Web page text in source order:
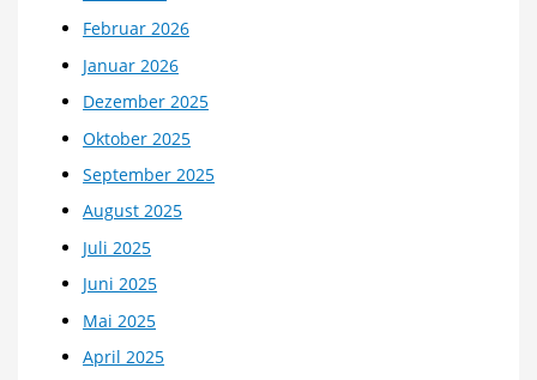
Februar 2026
Januar 2026
Dezember 2025
Oktober 2025
September 2025
August 2025
Juli 2025
Juni 2025
Mai 2025
April 2025